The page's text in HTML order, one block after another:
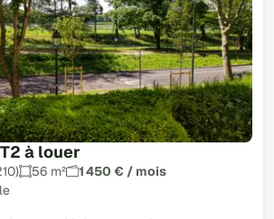
à louer
56 m²
1 450 € / mois